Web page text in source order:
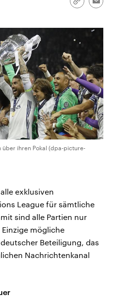
Link
über ihren Pokal (dpa-picture-
exklusiven
League für sämtliche
sind alle Partien nur
Einzige mögliche
Beteiligung, das
Nachrichtenkanal